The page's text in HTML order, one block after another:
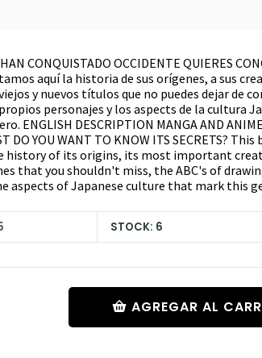
CONQUISTADO OCCIDENTE QUIERES
aquí la historia de sus orígenes, a sus
y nuevos títulos que no puedes dejar de
personajes y los aspects de la cultura
ENGLISH DESCRIPTION MANGA AND
DO YOU WANT TO KNOW ITS SECRETS? This
history of its origins, its most important
that you shouldn't miss, the ABC's of
aspects of Japanese culture that mark this
STOCK: 6
AGREGAR AL